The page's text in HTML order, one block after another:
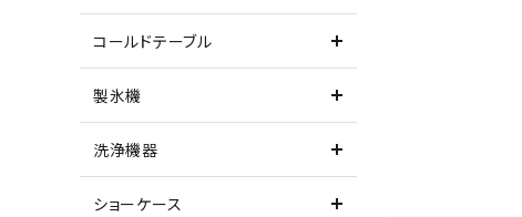
コールドテーブル
製氷機
洗浄機器
ショーケース